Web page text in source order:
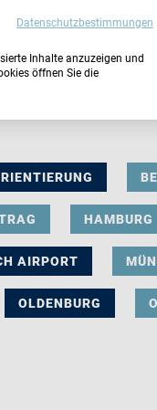
HAMBURG
AIRPORT
OLDENBURG
Datenschutzbestimmungen
Inhalte anzuzeigen und
öffnen Sie die